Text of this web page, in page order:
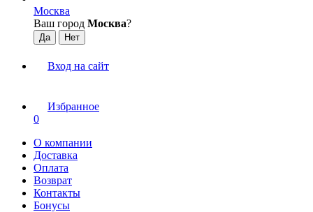
Москва
Ваш город Москва?
Вход на сайт
Избранное
0
О компании
Доставка
Оплата
Возврат
Контакты
Бонусы